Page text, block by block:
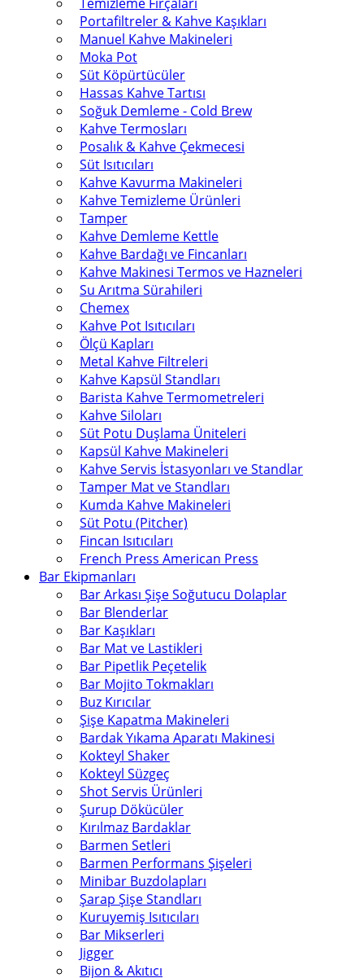
Portafiltreler & Kahve Kaşıkları
Manuel Kahve Makineleri
Moka Pot
Süt Köpürtücüler
Hassas Kahve Tartısı
Soğuk Demleme - Cold Brew
Kahve Termosları
Posalık & Kahve Çekmecesi
Süt Isıtıcıları
Kahve Kavurma Makineleri
Kahve Temizleme Ürünleri
Tamper
Kahve Demleme Kettle
Kahve Bardağı ve Fincanları
Kahve Makinesi Termos ve Hazneleri
Su Arıtma Sürahileri
Chemex
Kahve Pot Isıtıcıları
Ölçü Kapları
Metal Kahve Filtreleri
Kahve Kapsül Standları
Barista Kahve Termometreleri
Kahve Siloları
Süt Potu Duşlama Üniteleri
Kapsül Kahve Makineleri
Kahve Servis İstasyonları ve Standlar
Tamper Mat ve Standları
Kumda Kahve Makineleri
Süt Potu (Pitcher)
Fincan Isıtıcıları
French Press American Press
Bar Ekipmanları
Bar Arkası Şişe Soğutucu Dolaplar
Bar Blenderlar
Bar Kaşıkları
Bar Mat ve Lastikleri
Bar Pipetlik Peçetelik
Bar Mojito Tokmakları
Buz Kırıcılar
Şişe Kapatma Makineleri
Bardak Yıkama Aparatı Makinesi
Kokteyl Shaker
Kokteyl Süzgeç
Shot Servis Ürünleri
Şurup Dökücüler
Kırılmaz Bardaklar
Barmen Setleri
Barmen Performans Şişeleri
Minibar Buzdolapları
Şarap Şişe Standları
Kuruyemiş Isıtıcıları
Bar Mikserleri
Jigger
Bijon & Akıtıcı